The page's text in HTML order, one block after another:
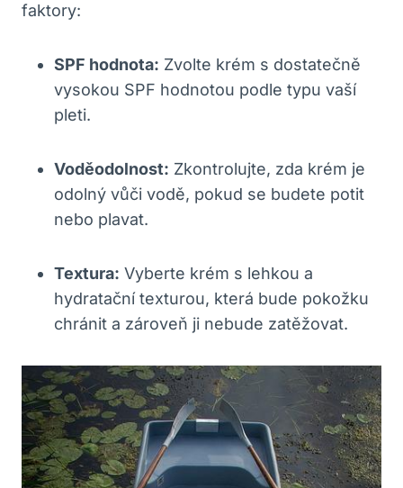
faktory:
SPF hodnota: Zvolte ​krém ⁢s dostatečně
vysokou SPF hodnotou​ podle typu vaší
pleti.
Voděodolnost: Zkontrolujte, zda krém je
odolný vůči vodě, pokud ⁤se budete potit
nebo ​plavat.
Textura: Vyberte krém s ‌lehkou a
⁢hydratační ⁤texturou, která bude pokožku
chránit a zároveň ji nebude⁣ zatěžovat.